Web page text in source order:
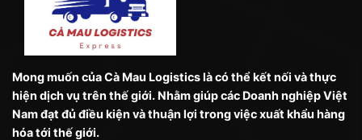
Mong muốn của Cà Mau Logistics là có thể kết nối và thực
hiện dịch vụ trên thế giới. Nhằm giúp các Doanh nghiệp Việt
Nam đạt đủ điều kiện và thuận lợi trong việc xuất khẩu hàng
hóa tới thế giới.